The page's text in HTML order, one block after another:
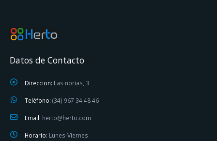
Datos de Contacto
Direccion: Las norias, 3
Teléfono: (34) 967 34 48 46
Email: herto@herto.com
Horario: Lunes-Viernes